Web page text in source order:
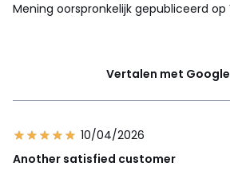
Mening oorspronkelijk gepubliceerd op
Vertalen met Google
10/04/2026
Another satisfied customer